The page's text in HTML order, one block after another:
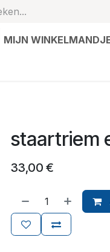
MIJN
staartriem
33,00 €